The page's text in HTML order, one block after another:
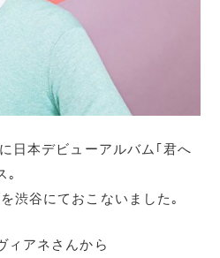
日本デビューアルバム｢君へ
｡
渋谷にておこないました｡
ィアネさんから